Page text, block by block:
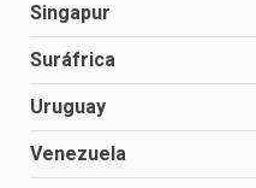
Singapur
Suráfrica
Uruguay
Venezuela